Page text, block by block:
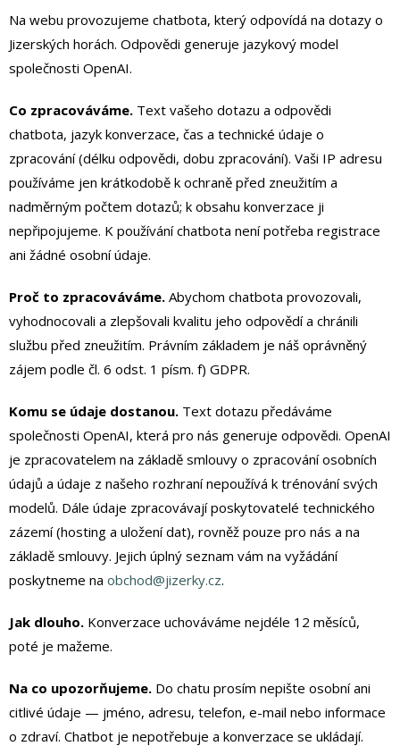
Na webu provozujeme chatbota, který odpovídá na dotazy o
Jizerských horách. Odpovědi generuje jazykový model
společnosti OpenAI.
Co zpracováváme. Text vašeho dotazu a odpovědi
chatbota, jazyk konverzace, čas a technické údaje o
zpracování (délku odpovědi, dobu zpracování). Vaši IP adresu
používáme jen krátkodobě k ochraně před zneužitím a
nadměrným počtem dotazů; k obsahu konverzace ji
nepřipojujeme. K používání chatbota není potřeba registrace
ani žádné osobní údaje.
Proč to zpracováváme. Abychom chatbota provozovali,
vyhodnocovali a zlepšovali kvalitu jeho odpovědí a chránili
službu před zneužitím. Právním základem je náš oprávněný
zájem podle čl. 6 odst. 1 písm. f) GDPR.
Komu se údaje dostanou. Text dotazu předáváme
společnosti OpenAI, která pro nás generuje odpovědi. OpenAI
je zpracovatelem na základě smlouvy o zpracování osobních
údajů a údaje z našeho rozhraní nepoužívá k trénování svých
modelů. Dále údaje zpracovávají poskytovatelé technického
zázemí (hosting a uložení dat), rovněž pouze pro nás a na
základě smlouvy. Jejich úplný seznam vám na vyžádání
poskytneme na obchod@jizerky.cz.
Jak dlouho. Konverzace uchováváme nejdéle 12 měsíců,
poté je mažeme.
Na co upozorňujeme. Do chatu prosím nepište osobní ani
citlivé údaje — jméno, adresu, telefon, e-mail nebo informace
o zdraví. Chatbot je nepotřebuje a konverzace se ukládají.